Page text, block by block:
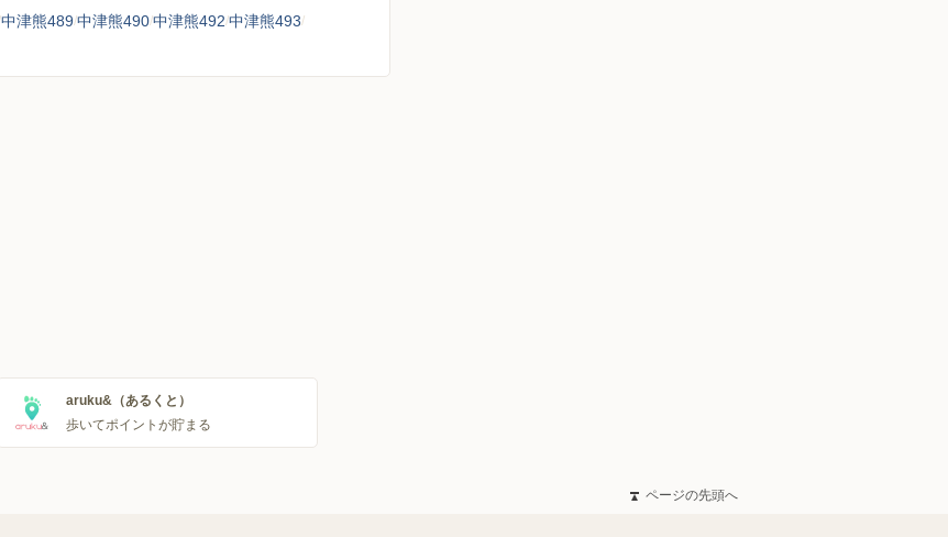
中津熊489 中津熊490中津熊492 中津熊493
aruku&（あるくと）
歩いてポイントが貯まる
ページの先頭へ